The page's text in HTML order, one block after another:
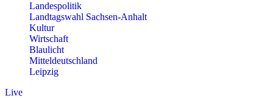
Landespolitik
Landtagswahl Sachsen-Anhalt
Kultur
Wirtschaft
Blaulicht
Mitteldeutschland
Leipzig
Live